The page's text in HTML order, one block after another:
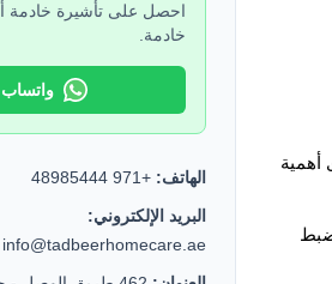
احصل على تأشيرة
خادمة.
واتساب
الهاتف: +971 48985444
البريد الإلكتروني:
info@tadbeerhomecare.ae